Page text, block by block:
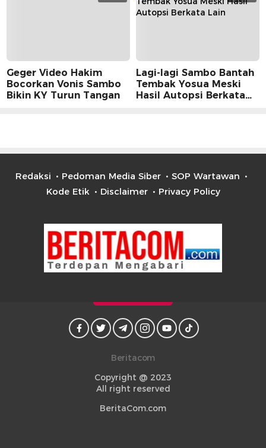
Geger Video Hakim
Bocorkan Vonis Sambo
Bikin KY Turun Tangan
Lagi-lagi Sambo Bantah
Tembak Yosua Meski
Hasil Autopsi Berkata
Redaksi Pedoman Media Siber
SOP Wartawan
Kode Etik
Disclaimer Privacy Policy
Beritacom
Copyright @ 2023
All right reserved
BeritaCom.com